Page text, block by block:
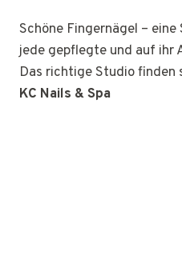
Schöne Fingernägel –
jede gepflegte und auf ihr
Das richtige Studio finden
KC Nails & Spa